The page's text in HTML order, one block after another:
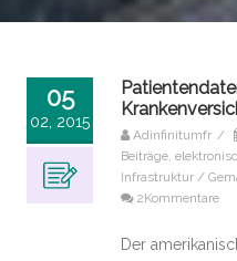
05
02, 2015
Adinfinitumfr /
Beiträge,
Infrastruktur /
2Kommentare
Der